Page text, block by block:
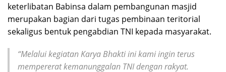
keterlibatan Babinsa dalam pembangunan masjid
merupakan bagian dari tugas pembinaan teritorial
sekaligus bentuk pengabdian TNI kepada masyarakat.
“Melalui kegiatan Karya Bhakti ini kami ingin terus
mempererat kemanunggalan TNI dengan rakyat.